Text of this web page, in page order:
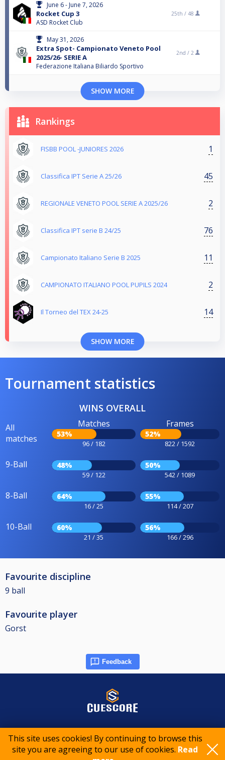
This site uses cookies! By continuing to browse this
site you are agreeing to our use of cookies. Read
June 6 - June 7, 2026
Rocket Cup 3
ASD Rocket Club
25th / 48
May 31, 2026
Extra Spot- Campionato Veneto Pool
2025/26- SERIE A
Federazione Italiana Biliardo Sportivo
2nd / 2
SHOW MORE
Rankings
FISBB POOL -JUNIORES 2026 1
Classifica IPT Serie A 25/26 45
REGIONALE VENETO POOL SERIE A 2025/26 2
Classifica IPT serie B 24/25 76
Campionato Italiano Serie B 2025 11
CAMPIONATO ITALIANO POOL PUPILS 2024 2
Il Torneo del TEX 24-25 14
SHOW MORE
Tournament statistics
WINS OVERALL
All
matches
Matches
53%
96 / 182
Frames
52%
822 / 1592
9-Ball 48%
59 / 122
50%
542 / 1089
8-Ball 64%
16 / 25
55%
114 / 207
10-Ball 60%
21 / 35
56%
166 / 296
Favourite discipline
9 ball
Favourite player
Gorst
Feedback
© 2015-2026 CueScore International